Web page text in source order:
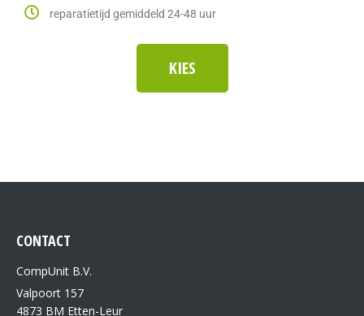
reparatietijd gemiddeld 24-48 uur
KIES
CONTACT
CompUnit B.V.
Valpoort 157
4873 BM Etten-Leur